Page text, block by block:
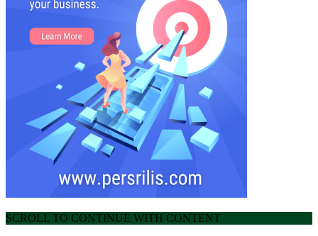
SCROLL TO CONTINUE WITH CONTENT